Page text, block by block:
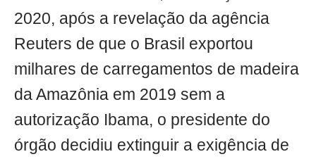
2020, após a revelação da agência
Reuters de que o Brasil exportou
milhares de carregamentos de madeira
da Amazônia em 2019 sem a
autorização Ibama, o presidente do
órgão decidiu extinguir a exigência de